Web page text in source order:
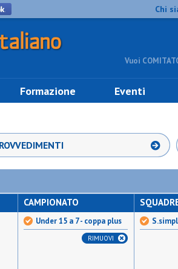
Chi
Vuoi
Formazione Eventi
CAMPIONATO
Under 15 a 7 - coppa plus
RIMUOVI